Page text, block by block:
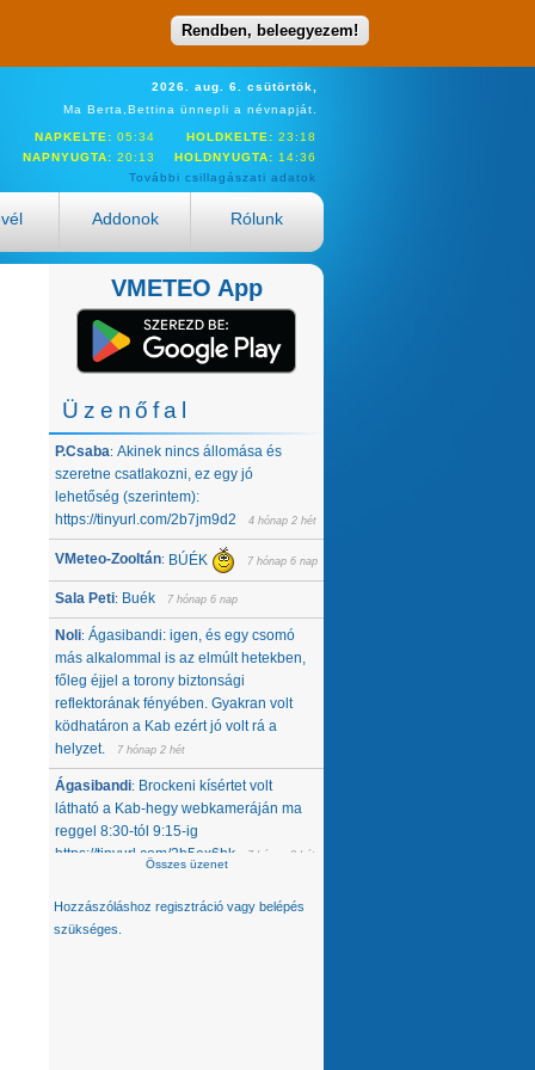
Rendben, beleegyezem!
2026. aug. 6. csütörtök,
Ma Berta,Bettina ünnepli a névnapját.
NAPKELTE: 05:34 HOLDKELTE: 23:18
NAPNYUGTA: 20:13 HOLDNYUGTA: 14:36
További csillagászati adatok
Addonok Rólunk
VMETEO App
Üzenőfal
P.Csaba: Akinek nincs állomása és
szeretne csatlakozni, ez egy jó
lehetőség (szerintem):
https://tinyurl.com/2b7jm9d2
4 hónap 2 hét
VMeteo-Zooltán: BÚÉK 7 hónap 6 nap
Sala Peti: Buék 7 hónap 6 nap
Noli: Ágasibandi: igen, és egy csomó
más alkalommal is az elmúlt hetekben,
főleg éjjel a torony biztonsági
reflektorának fényében. Gyakran volt
ködhatáron a Kab ezért jó volt rá a
helyzet.
7 hónap 2 hét
Ágasibandi: Brockeni kísértet volt
látható a Kab-hegy webkameráján ma
reggel 8:30-tól 9:15-ig
https://tinyurl.com/2b5ex6bk
7 hónap 2 hét
hanem egész közép-kelet európai
térségből. Az Alpokban alig van hó -
Összes üzenet
Hozzászóláshoz regisztráció vagy belépés
szükséges.